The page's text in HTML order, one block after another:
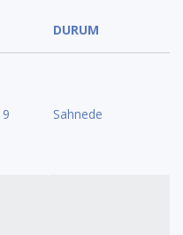
DURUM
Sahnede